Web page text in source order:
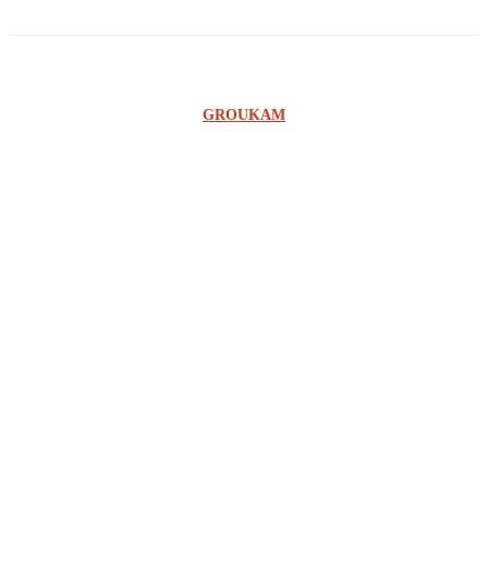
GROUKAM